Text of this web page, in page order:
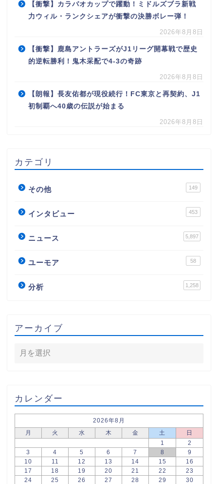
【衝撃】カラバオカップで躍動！ミドルズブラ新戦
力ウィル・ランクシェアが衝撃の決勝ボレー弾！
2026年8月8日
【衝撃】鹿島アントラーズがJ1リーグ開幕戦で歴史
的逆転勝利！鬼木采配で4-3の奇跡
2026年8月8日
【朗報】長友佑都が現役続行！FC東京と再契約、J1
初制覇へ40歳の伝説が始まる
2026年8月8日
カテゴリ
その他 149
インタビュー 453
ニュース 5,897
ユーモア 58
分析 1,258
アーカイブ
カレンダー
2026年8月
月
火 水 木 金 土
日
1
2
3
4 5 6 7 8
9
10
11 12 13 14 15
16
17
18 19 20 21 22
23
24
25 26 27 28 29
30